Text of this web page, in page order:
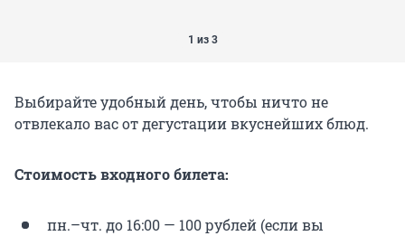
1 из 3
Выбирайте удобный день, чтобы ничто не
отвлекало вас от дегустации вкуснейших блюд.
Стоимость входного билета:
пн.–чт. до 16:00 — 100 рублей (если вы